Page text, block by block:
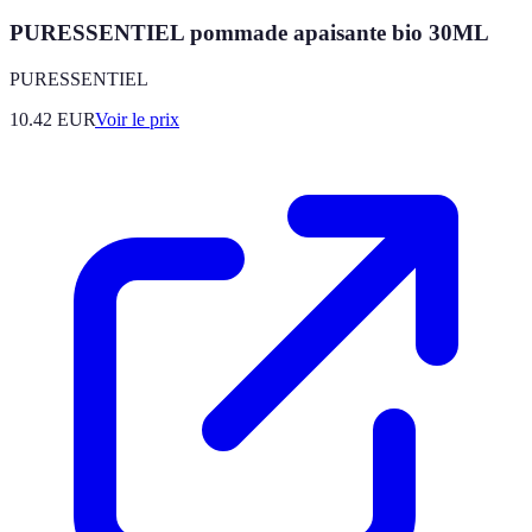
PURESSENTIEL pommade apaisante bio 30ML
PURESSENTIEL
10.42 EURVoir le prix